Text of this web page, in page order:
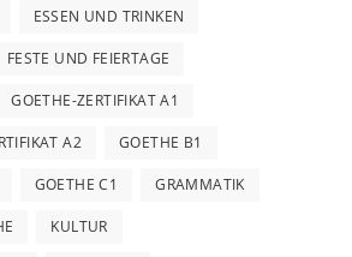
ESSEN UND TRINKEN
FESTE UND FEIERTAGE
GOETHE-ZERTIFIKAT A1
A2 GOETHE B1
GOETHE C1 GRAMMATIK
KULTUR